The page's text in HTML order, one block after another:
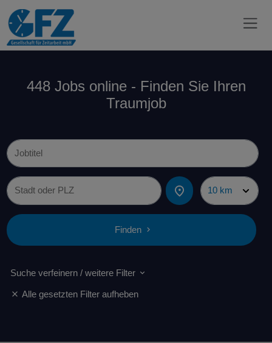
448 Jobs online - Finden Sie Ihren
Traumjob
Finden
Suche verfeinern / weitere Filter
Alle gesetzten Filter aufheben